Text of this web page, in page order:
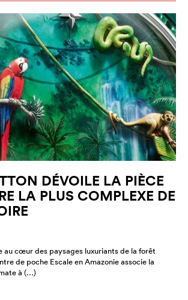
DÉVOILE LA PIÈCE
LA PLUS COMPLEXE DE
au cœur des paysages luxuriants de la forêt
de poche Escale en Amazonie associe la
à (…)